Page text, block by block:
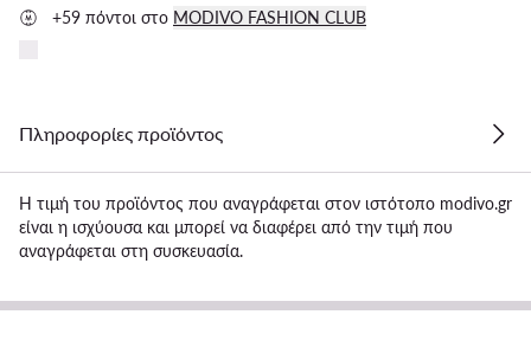
+59 πόντοι στο MODIVO FASHION CLUB
Πληροφορίες προϊόντος
Η τιμή του προϊόντος που αναγράφεται στον ιστότοπο modivo.gr
είναι η ισχύουσα και μπορεί να διαφέρει από την τιμή που
αναγράφεται στη συσκευασία.